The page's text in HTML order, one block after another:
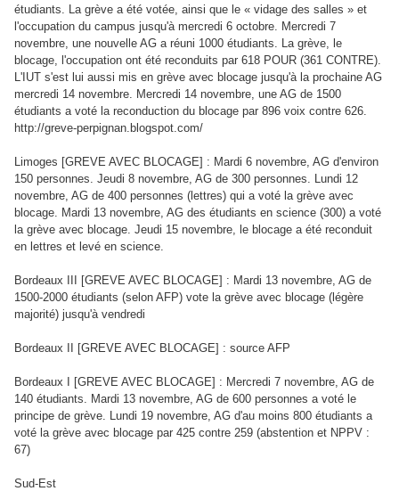
étudiants. La grève a été votée, ainsi que le « vidage des salles » et
l'occupation du campus jusqu'à mercredi 6 octobre. Mercredi 7
novembre, une nouvelle AG a réuni 1000 étudiants. La grève, le
blocage, l'occupation ont été reconduits par 618 POUR (361 CONTRE).
L'IUT s'est lui aussi mis en grève avec blocage jusqu'à la prochaine AG
mercredi 14 novembre. Mercredi 14 novembre, une AG de 1500
étudiants a voté la reconduction du blocage par 896 voix contre 626.
http://greve-perpignan.blogspot.com/
Limoges [GREVE AVEC BLOCAGE] : Mardi 6 novembre, AG d'environ
150 personnes. Jeudi 8 novembre, AG de 300 personnes. Lundi 12
novembre, AG de 400 personnes (lettres) qui a voté la grève avec
blocage. Mardi 13 novembre, AG des étudiants en science (300) a voté
la grève avec blocage. Jeudi 15 novembre, le blocage a été reconduit
en lettres et levé en science.
Bordeaux III [GREVE AVEC BLOCAGE] : Mardi 13 novembre, AG de
1500-2000 étudiants (selon AFP) vote la grève avec blocage (légère
majorité) jusqu'à vendredi
Bordeaux II [GREVE AVEC BLOCAGE] : source AFP
Bordeaux I [GREVE AVEC BLOCAGE] : Mercredi 7 novembre, AG de
140 étudiants. Mardi 13 novembre, AG de 600 personnes a voté le
principe de grève. Lundi 19 novembre, AG d'au moins 800 étudiants a
voté la grève avec blocage par 425 contre 259 (abstention et NPPV :
67)
Sud-Est